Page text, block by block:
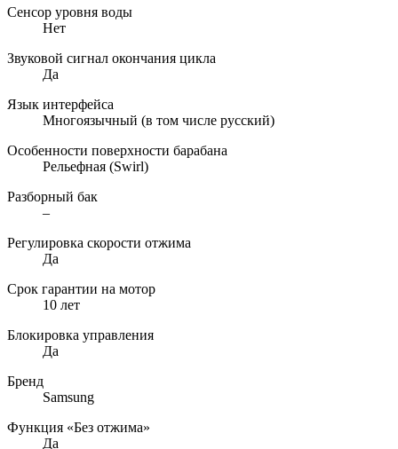
Сенсор уровня воды
Нет
Звуковой сигнал окончания цикла
Да
Язык интерфейса
Многоязычный (в том числе русский)
Особенности поверхности барабана
Рельефная (Swirl)
Разборный бак
–
Регулировка скорости отжима
Да
Срок гарантии на мотор
10 лет
Блокировка управления
Да
Бренд
Samsung
Функция «Без отжима»
Да